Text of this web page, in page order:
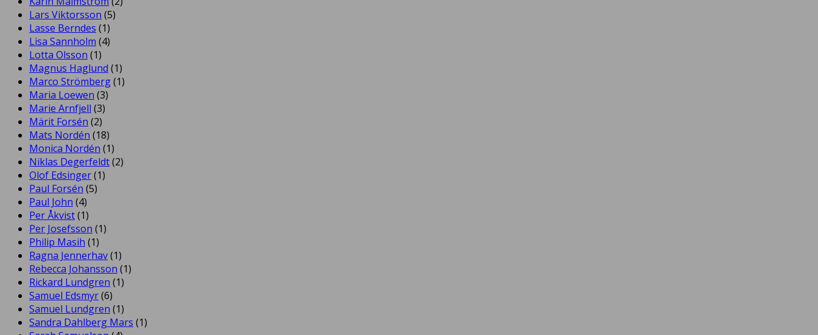
Lars Viktorsson (5)
Lasse Berndes (1)
Lisa Sannholm (4)
Lotta Olsson (1)
Magnus Haglund (1)
Marco Strömberg(1)
Maria Loewen (3)
Marie Arnfjell (3)
Märit Forsén (2)
Mats Nordén (18)
Monica Nordén (1)
Niklas Degerfeldt(2)
Olof Edsinger(1)
Paul Forsén (5)
Paul John (4)
Per Åkvist(1)
Per Josefsson (1)
Philip Masih (1)
Ragna Jennerhav(1)
Rebecca Johansson (1)
Rickard Lundgren (1)
Samuel Edsmyr(6)
Samuel Lundgren (1)
Sandra Dahlberg Mars (1)